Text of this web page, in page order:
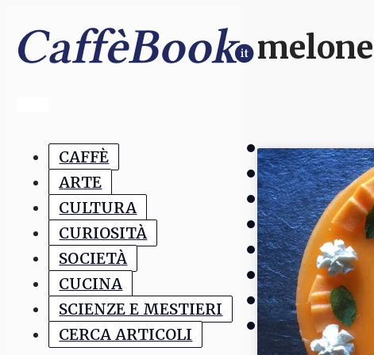
CAFFÈ
ARTE
CULTURA
CURIOSITÀ
SOCIETÀ
CUCINA
SCIENZE E MESTIERI
CERCA ARTICOLI
melone